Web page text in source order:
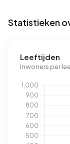
elektriciteit per
50% onder het
Statistieken
Leeftijden
Inwoners per